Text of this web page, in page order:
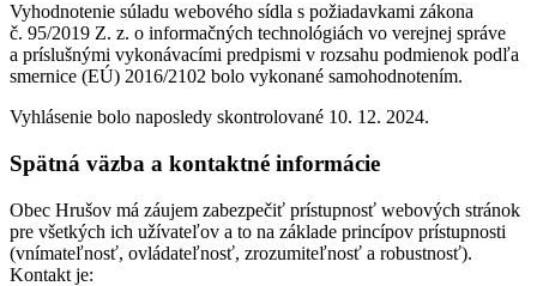
Vyhodnotenie súladu webového sídla s požiadavkami zákona
č. 95/2019 Z. z. o informačných technológiách vo verejnej správe
a príslušnými vykonávacími predpismi v rozsahu podmienok podľa
smernice (EÚ) 2016/2102 bolo vykonané samohodnotením.
Vyhlásenie bolo naposledy skontrolované 10. 12. 2024.
Spätná väzba a kontaktné informácie
Obec Hrušov má záujem zabezpečiť prístupnosť webových stránok
pre všetkých ich užívateľov a to na základe princípov prístupnosti
(vnímateľnosť, ovládateľnosť, zrozumiteľnosť a robustnosť).
Kontakt je: